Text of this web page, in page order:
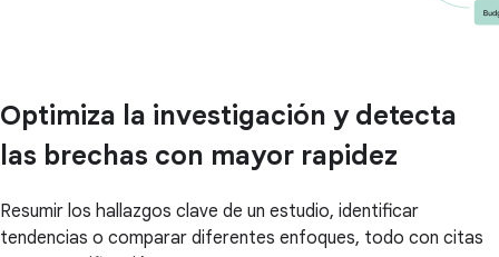
Optimiza la investigación y detecta
las brechas con mayor rapidez
Resumir los hallazgos clave de un estudio, identificar
tendencias o comparar diferentes enfoques, todo con citas